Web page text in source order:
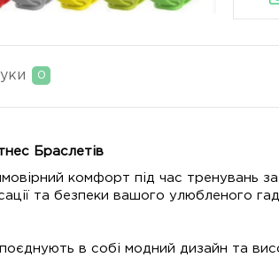
0
Браслетів
комфорт під час тренувань
та безпеки вашого улюбленого
в собі модний дизайн та